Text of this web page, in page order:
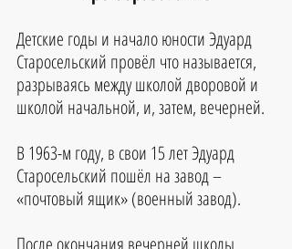
Детские годы и начало юности Эдуард
Старосельский провёл что называется,
разрываясь между школой дворовой и
школой начальной, и, затем, вечерней.
В 1963-м году, в свои 15 лет Эдуард
Старосельский пошёл на завод –
«почтовый ящик» (военный завод).